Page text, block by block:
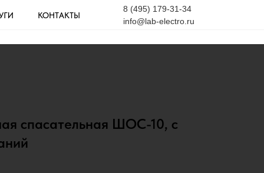
КОНТАКТЫ
8 (495) 179-31-34
info@lab-electro.ru
спасательная ШОС-10, с